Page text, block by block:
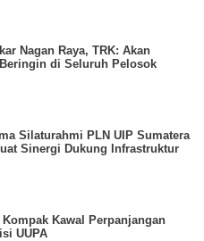
Nagan Raya, TRK: Akan
di Seluruh Pelosok
Silaturahmi PLN UIP Sumatera
Sinergi Dukung Infrastruktur
Kawal Perpanjangan
UUPA